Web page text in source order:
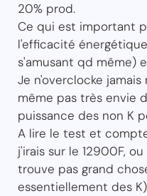
20% prod.
Ce qui est important
l'efficacité
s'amusant qd même)
Je n'overclocke
même pas très envie
puissance des non K
A lire le test et
j'irais sur le 12900F,
trouve pas grand
essentiellement des